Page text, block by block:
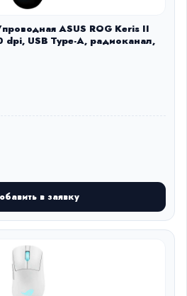
ASUS ROG Keris II
USB Type-A, радиоканал,
в заявку